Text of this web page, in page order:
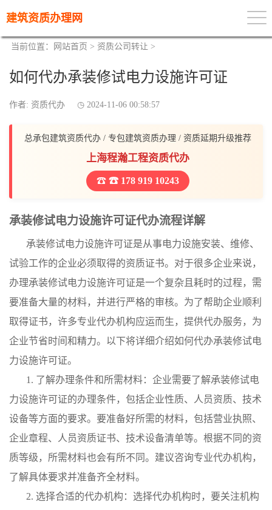
建筑资质办理网
当前位置： 网站首页 > 资质公司转让 >
如何代办承装修试电力设施许可证
作者: 资质代办 2024-11-06 00:58:57
总承包建筑资质代办 / 专包建筑资质办理 / 资质延期升级推荐
上海程瀚工程资质代办
☎ 178 919 10243
承装修试电力设施许可证代办流程详解
承装修试电力设施许可证是从事电力设施安装、维修、
试验工作的企业必须取得的资质证书。对于很多企业来说，
办理承装修试电力设施许可证是一个复杂且耗时的过程，需
要准备大量的材料，并进行严格的审核。为了帮助企业顺利
取得证书，许多专业代办机构应运而生，提供代办服务，为
企业节省时间和精力。以下将详细介绍如何代办承装修试电
力设施许可证。
1. 了解办理条件和所需材料：企业需要了解承装修试电
力设施许可证的办理条件，包括企业性质、人员资质、技术
设备等方面的要求。要准备好所需的材料，包括营业执照、
企业章程、人员资质证书、技术设备清单等。根据不同的资
质等级，所需材料也会有所不同。建议咨询专业代办机构，
了解具体要求并准备齐全材料。
2. 选择合适的代办机构：选择代办机构时，要关注机构